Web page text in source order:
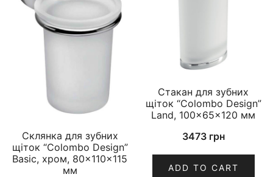
Склянка для зубних
щіток “Colombo Design”
Basic, хром, 80×110×115
мм
Стакан для зубних
щіток “Colombo Design”
Land, 100×65×120 мм
3473 грн
ADD TO CART